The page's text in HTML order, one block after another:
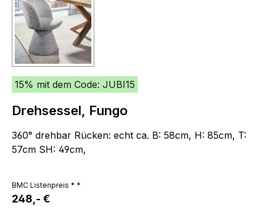
15% mit dem Code: JUBI15
Drehsessel, Fungo
360° drehbar Rücken: echt ca. B: 58cm, H: 85cm, T:
57cm SH: 49cm,
BMC Listenpreis * *
248,- €